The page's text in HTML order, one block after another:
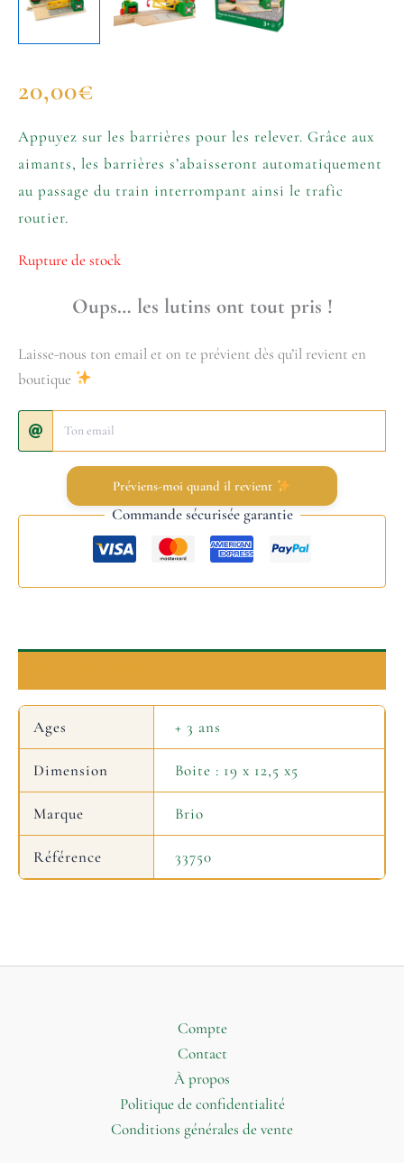
20,00€
Appuyez sur les barrières pour les relever. Grâce aux
aimants, les barrières s’abaisseront automatiquement
au passage du train interrompant ainsi le trafic
routier.
Rupture de stock
Oups… les lutins ont tout pris !
Laisse-nous ton email et on te prévient dès qu’il revient en
boutique
Préviens-moi quand il revient
Commande sécurisée garantie
Ages + 3 ans
Dimension Boite : 19 x 12,5 x5
Marque Brio
Référence 33750
Compte
Contact
À propos
Politique de confidentialité
Conditions générales de vente